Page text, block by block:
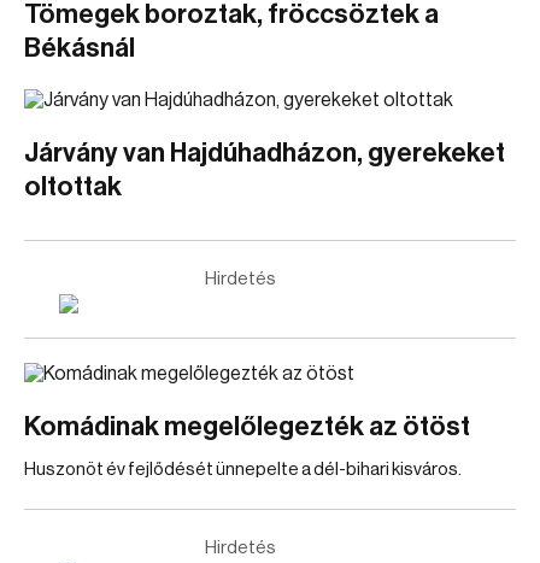
Tömegek boroztak, fröccsöztek a
Békásnál
Járvány van Hajdúhadházon, gyerekeket
oltottak
Hirdetés
Komádinak megelőlegezték az ötöst
Huszonöt év fejlődését ünnepelte a dél-bihari kisváros.
Hirdetés